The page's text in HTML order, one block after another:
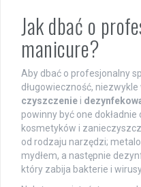
Jak dbać o
manicure?
Aby dbać o profesjonalny
długowieczność,
czyszczenie i
powinny być one
kosmetyków i
od rodzaju narzędzi;
mydłem, a następnie
który zabija bakterie i